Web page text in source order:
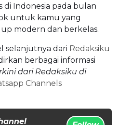
di Indonesia pada bulan
untuk kamu yang
modern dan berkelas.
selanjutnya dari Redaksiku
berbagai informasi
dari Redaksiku di
Channels